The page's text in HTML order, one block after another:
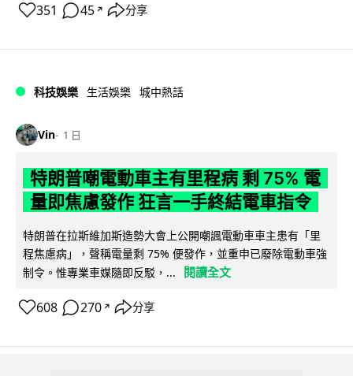
351 45 ↗ 分享
科技娛樂 生活娛樂 城中熱話
Vin 1 日
特朗普嘲電動車主有里程病 剩 75% 電
量即焦慮發作 狂言一手終結電車指令
特朗普在拉斯維加斯造勢大會上公開嘲諷電動車車主患有「里
程焦慮病」，聲稱電量剩 75% 便發作，並重申已廢除電動車強
制令。惟專業車媒隨即反駁，...
閱讀全文
608 270 ↗ 分享